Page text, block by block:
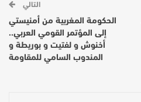
التالي
الحكومة المغربية من أمنيستي
إلى المؤتمر القومي العربي..
أخنوش و لفتيت و بوريطة و
المندوب السامي للمقاومة